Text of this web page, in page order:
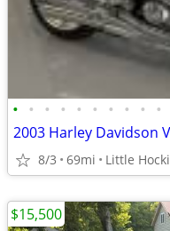
• • • • • • • • • •
2003 Harley Davidson
8/3 69mi Little
$15,500